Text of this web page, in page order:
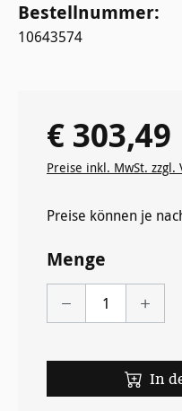
Bestellnummer:
10643574
Regulärer Preis:
€ 303,49
Preise inkl. MwSt. zzgl.
Preise können je
Menge
In